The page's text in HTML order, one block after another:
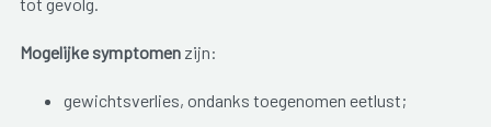
Mogelijke symptomenzijn:
gewichtsverlies, ondanks toegenomen eetlust;